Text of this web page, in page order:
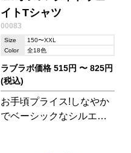
イトTシャツ
00083
Size
150〜XXL
Color
全18色
ラブラボ価格 515円 〜 825円
(税込)
お手頃プライス!しなやか
でベーシックなシルエッ